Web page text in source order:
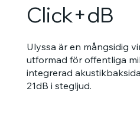
Click+dB
Ulyssa är en mångsidig
utformad för offentliga
integrerad
21dB i stegljud.